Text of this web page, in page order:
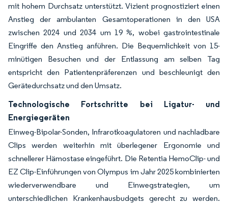
mit hohem Durchsatz unterstützt. Vizient prognostiziert einen
Anstieg der ambulanten Gesamtoperationen in den USA
zwischen 2024 und 2034 um 19 %, wobei gastrointestinale
Eingriffe den Anstieg anführen. Die Bequemlichkeit von 15-
minütigen Besuchen und der Entlassung am selben Tag
entspricht den Patientenpräferenzen und beschleunigt den
Gerätedurchsatz und den Umsatz.
Technologische Fortschritte bei Ligatur- und
Energiegeräten
Einweg-Bipolar-Sonden, Infrarotkoagulatoren und nachladbare
Clips werden weiterhin mit überlegener Ergonomie und
schnellerer Hämostase eingeführt. Die Retentia HemoClip- und
EZ Clip-Einführungen von Olympus im Jahr 2025 kombinierten
wiederverwendbare und Einwegstrategien, um
unterschiedlichen Krankenhausbudgets gerecht zu werden.